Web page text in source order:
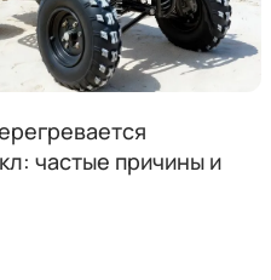
частые причины и